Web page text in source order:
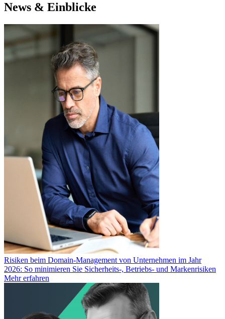
News & Einblicke
Risiken beim Domain-Management von Unternehmen im Jahr
2026: So minimieren Sie Sicherheits-, Betriebs- und Markenrisiken
Mehr erfahren